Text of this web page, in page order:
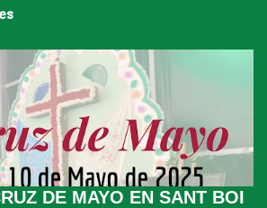
DE MAYO EN SANT BOI